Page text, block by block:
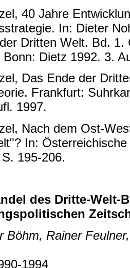
40 Jahre
In: Dieter
Dritten Welt. Bd.
Bonn: Dietz 1992. 3.
Das Ende der
Frankfurt:
1997.
Nach dem Ost-
In:
195-206.
des Dritte-Welt-
Böhm, Rainer
1994